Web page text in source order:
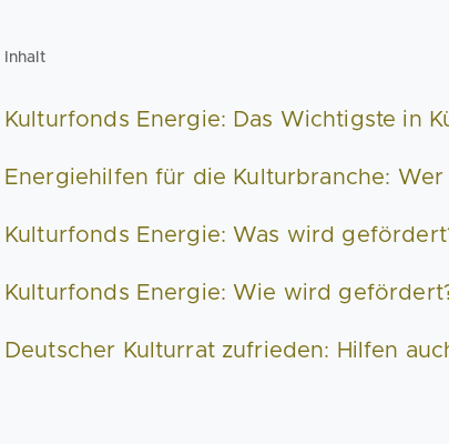
Inhalt
Kulturfonds Energie: Das Wichtigste in
Energiehilfen für die Kulturbranche:
Kulturfonds Energie: Was wird
Kulturfonds Energie: Wie wird
Deutscher Kulturrat zufrieden: Hilfen